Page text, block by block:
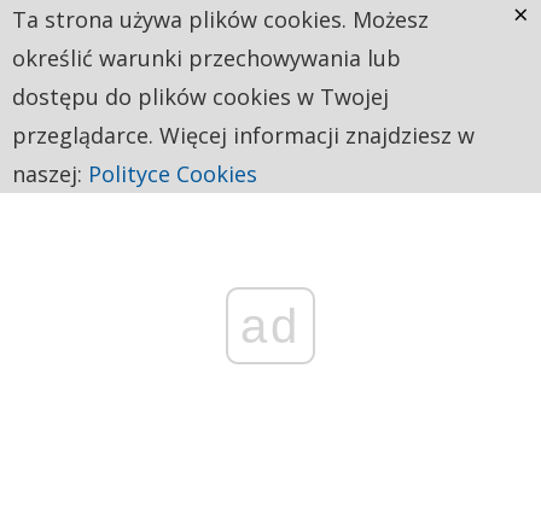
ad
Ta strona używa plików cookies. Możesz
określić warunki przechowywania lub
dostępu do plików cookies w Twojej
przeglądarce. Więcej informacji znajdziesz w
naszej: Polityce Cookies
×